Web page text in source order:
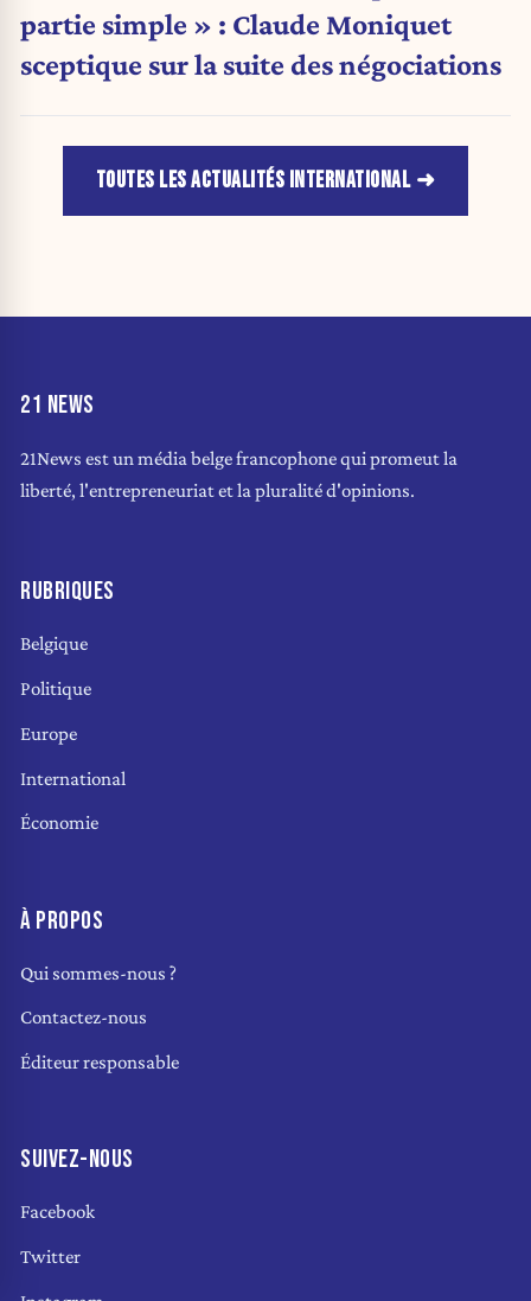
partie simple » : Claude Moniquet
sceptique sur la suite des négociations
TOUTES LES ACTUALITÉS INTERNATIONAL
21 NEWS
21News est un média belge francophone qui promeut la
liberté, l'entrepreneuriat et la pluralité d'opinions.
RUBRIQUES
Belgique
Politique
Europe
International
Économie
À PROPOS
Qui sommes-nous ?
Contactez-nous
Éditeur responsable
SUIVEZ-NOUS
Facebook
Twitter